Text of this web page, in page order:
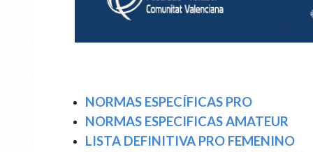
NORMAS ESPECÍFICAS PRO
NORMAS ESPECIFICAS AMATEUR
LISTA DEFINITIVA PRO FEMENINO